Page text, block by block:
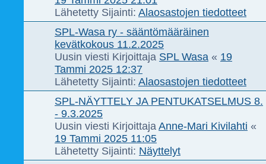
Lähetetty Sijainti: Alaosastojen tiedotteet
SPL-Wasa ry - sääntömääräinen
kevätkokous 11.2.2025
Uusin viesti Kirjoittaja SPL Wasa « 19
Tammi 2025 12:37
Lähetetty Sijainti: Alaosastojen tiedotteet
SPL-NÄYTTELY JA PENTUKATSELMUS 8.
- 9.3.2025
Uusin viesti Kirjoittaja Anne-Mari Kivilahti «
19 Tammi 2025 11:05
Lähetetty Sijainti: Näyttelyt